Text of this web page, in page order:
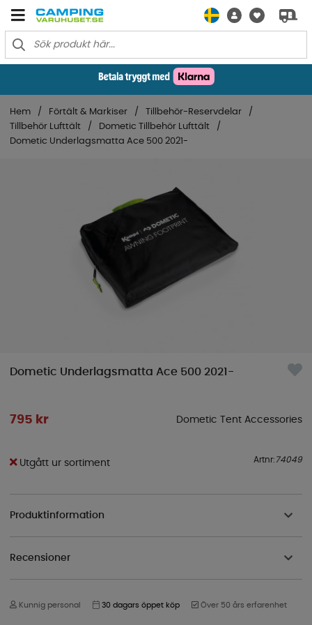
Hem Förtält & Markiser
Tillbehör-Reservdelar
Tillbehör Lufttält
Dometic Tillbehör Lufttält
Dometic Underlagsmatta Ace 500 2021-
Dometic Underlagsmatta Ace 500 2021-
795 kr Dometic Tent Accessories
Utgått ur sortiment Artnr: 74049
Produktinformation
Recensioner
Kunnig personal 30 dagars öppet köp Över 50 års erfarenhet